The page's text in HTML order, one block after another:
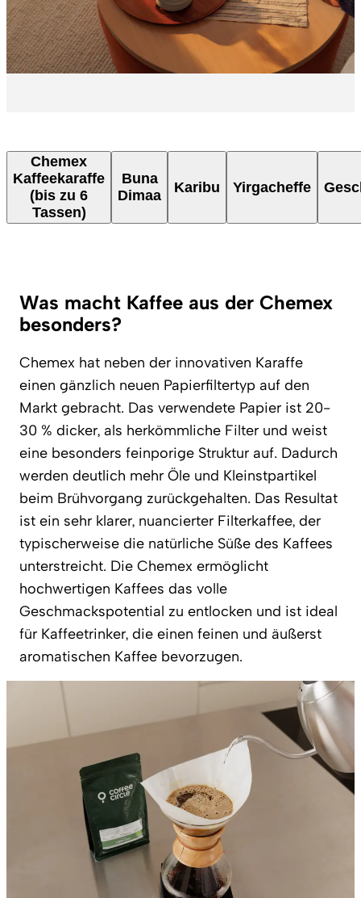
Chemex
Kaffeekaraffe
(bis zu 6
Tassen)
Buna
Dimaa
Karibu Yirgacheffe
Was macht Kaffee aus der Chemex
besonders?
Chemex hat neben der innovativen Karaffe
einen gänzlich neuen Papierfiltertyp auf den
Markt gebracht. Das verwendete Papier ist 20-
30 % dicker, als herkömmliche Filter und weist
eine besonders feinporige Struktur auf. Dadurch
werden deutlich mehr Öle und Kleinstpartikel
beim Brühvorgang zurückgehalten. Das Resultat
ist ein sehr klarer, nuancierter Filterkaffee, der
typischerweise die natürliche Süße des Kaffees
unterstreicht. Die Chemex ermöglicht
hochwertigen Kaffees das volle
Geschmackspotential zu entlocken und ist ideal
für Kaffeetrinker, die einen feinen und äußerst
aromatischen Kaffee bevorzugen.